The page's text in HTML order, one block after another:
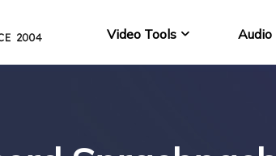
Video Tools Audio